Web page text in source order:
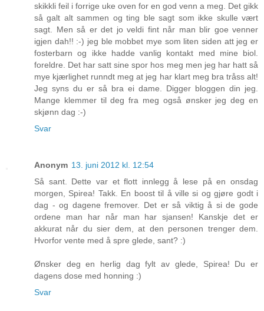
skikkli feil i forrige uke oven for en god venn a meg. Det gikk
så galt alt sammen og ting ble sagt som ikke skulle vært
sagt. Men så er det jo veldi fint når man blir goe venner
igjen dah!! :-) jeg ble mobbet mye som liten siden att jeg er
fosterbarn og ikke hadde vanlig kontakt med mine biol.
foreldre. Det har satt sine spor hos meg men jeg har hatt så
mye kjærlighet runndt meg at jeg har klart meg bra tråss alt!
Jeg syns du er så bra ei dame. Digger bloggen din jeg.
Mange klemmer til deg fra meg også ønsker jeg deg en
skjønn dag :-)
Svar
Anonym 13. juni 2012 kl. 12:54
Så sant. Dette var et flott innlegg å lese på en onsdag
morgen, Spirea! Takk. En boost til å ville si og gjøre godt i
dag - og dagene fremover. Det er så viktig å si de gode
ordene man har når man har sjansen! Kanskje det er
akkurat når du sier dem, at den personen trenger dem.
Hvorfor vente med å spre glede, sant? :)
Ønsker deg en herlig dag fylt av glede, Spirea! Du er
dagens dose med honning :)
Svar